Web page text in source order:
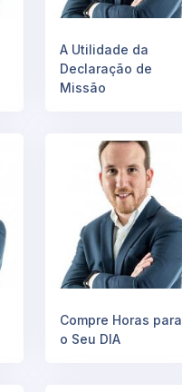
A Utilidade da
Declaração de
Missão
Compre Horas para
o Seu DIA